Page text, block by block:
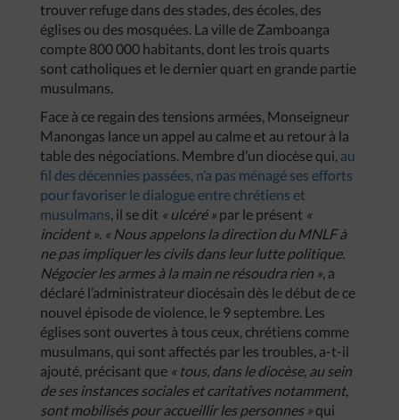
trouver refuge dans des stades, des écoles, des
églises ou des mosquées. La ville de Zamboanga
compte 800 000 habitants, dont les trois quarts
sont catholiques et le dernier quart en grande partie
musulmans.
Face à ce regain des tensions armées, Monseigneur
Manongas lance un appel au calme et au retour à la
table des négociations. Membre d’un diocèse qui, au
fil des décennies passées, n’a pas ménagé ses efforts
pour favoriser le dialogue entre chrétiens et
musulmans, il se dit « ulcéré » par le présent «
incident ». « Nous appelons la direction du MNLF à
ne pas impliquer les civils dans leur lutte politique.
Négocier les armes à la main ne résoudra rien », a
déclaré l’administrateur diocésain dès le début de ce
nouvel épisode de violence, le 9 septembre. Les
églises sont ouvertes à tous ceux, chrétiens comme
musulmans, qui sont affectés par les troubles, a-t-il
ajouté, précisant que « tous, dans le diocèse, au sein
de ses instances sociales et caritatives notamment,
sont mobilisés pour accueillir les personnes » qui